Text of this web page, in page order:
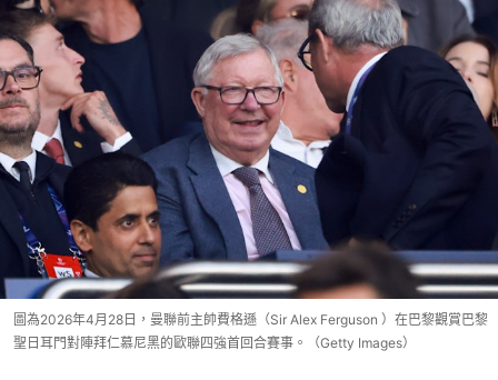
圖為2026年4月28日，曼聯前主帥費格遜（Sir Alex Ferguson ）在巴黎觀賞巴黎
聖日耳門對陣拜仁慕尼黑的歐聯四強首回合賽事。（Getty Images）